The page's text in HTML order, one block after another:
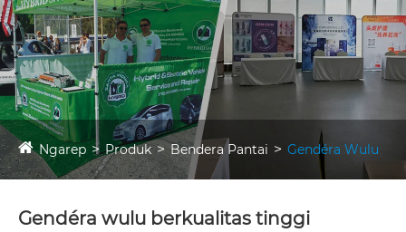
Ngarep Produk Bendera Pantai Gendéra Wulu
Gendéra wulu berkualitas tinggi